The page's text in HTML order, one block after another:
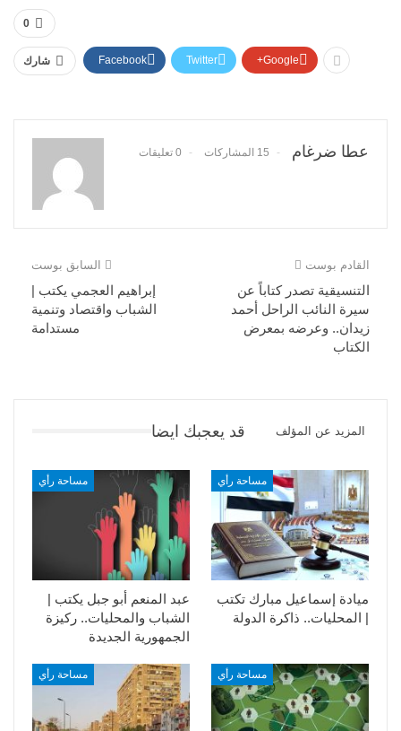
0
شارك Facebook Twitter Google+
عطا ضرغام 15 المشاركات 0 تعليقات
السابق بوست
إبراهيم العجمي يكتب |
الشباب واقتصاد وتنمية
مستدامة
القادم بوست
التنسيقية تصدر كتاباً عن
سيرة النائب الراحل أحمد
زيدان.. وعرضه بمعرض
الكتاب
قد يعجبك ايضا المزيد عن المؤلف
مساحة رأي
عبد المنعم أبو جبل يكتب |
الشباب والمحليات.. ركيزة
الجمهورية الجديدة
مساحة رأي
ميادة إسماعيل مبارك تكتب
| المحليات.. ذاكرة الدولة
مساحة رأي مساحة رأي